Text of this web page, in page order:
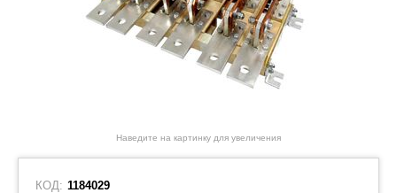
Наведите на картинку для увеличения
КОД: 1184029